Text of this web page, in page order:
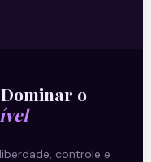
o
controle e